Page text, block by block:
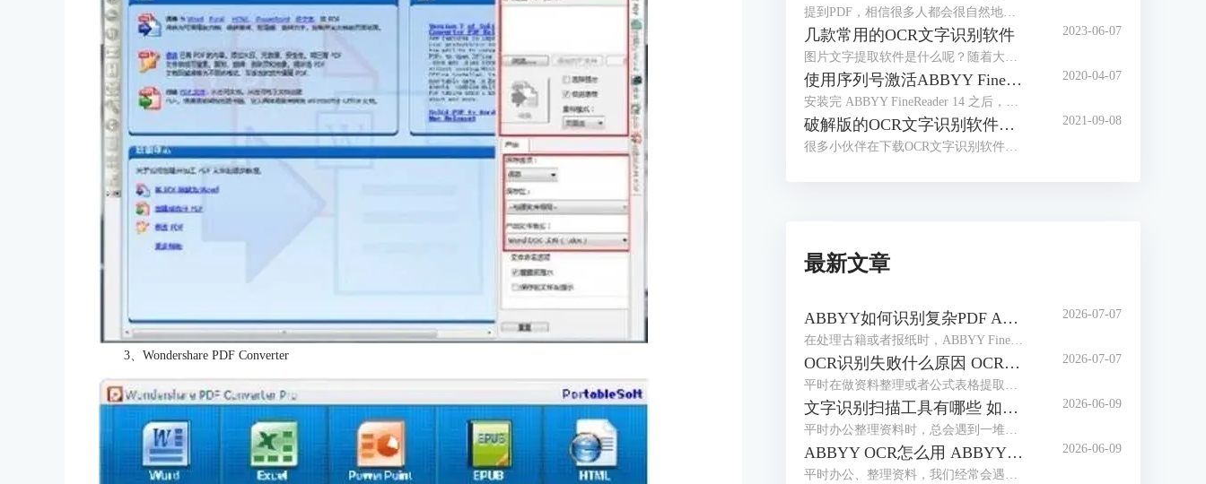
3、Wondershare PDF Converter
几款常用的OCR文字识别软件 2023-06-07
使用序列号激活ABBYY FineReader 14 2020-04-07
破解版的OCR文字识别软件，带来了太多安全问题 2021-09-08
最新文章
ABBYY如何识别复杂PDF ABBYY如何识别竖排繁体 2026-07-07
OCR识别失败什么原因 OCR识别如何保证位置正确 2026-07-07
文字识别扫描工具有哪些 如何文字识别扫描文件 2026-06-09
ABBYY OCR怎么用 ABBYY怎么修改PDF里面的文字 2026-06-09